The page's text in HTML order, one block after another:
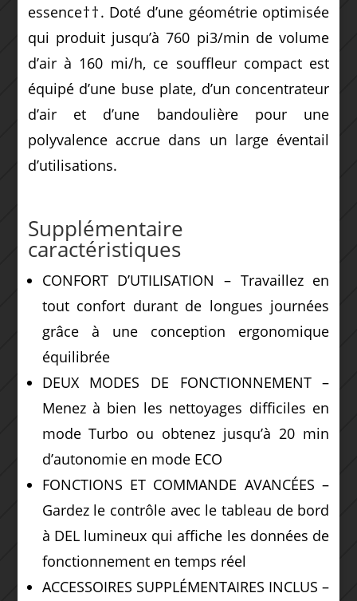
essence††. Doté d’une géométrie optimisée
qui produit jusqu’à 760 pi3/min de volume
d’air à 160 mi/h, ce souffleur compact est
équipé d’une buse plate, d’un concentrateur
d’air et d’une bandoulière pour une
polyvalence accrue dans un large éventail
d’utilisations.
Supplémentaire
caractéristiques
CONFORT D’UTILISATION – Travaillez en
tout confort durant de longues journées
grâce à une conception ergonomique
équilibrée
DEUX MODES DE FONCTIONNEMENT –
Menez à bien les nettoyages difficiles en
mode Turbo ou obtenez jusqu’à 20 min
d’autonomie en mode ECO
FONCTIONS ET COMMANDE AVANCÉES –
Gardez le contrôle avec le tableau de bord
à DEL lumineux qui affiche les données de
fonctionnement en temps réel
ACCESSOIRES SUPPLÉMENTAIRES INCLUS –